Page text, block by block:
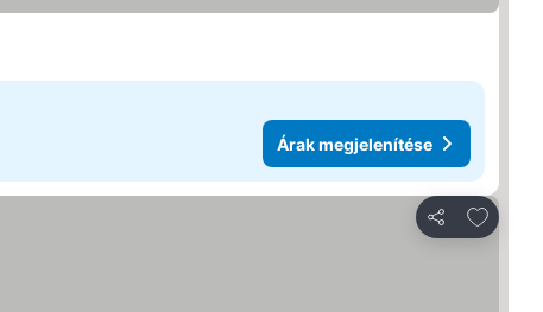
Árak megjelenítése
Megosztás